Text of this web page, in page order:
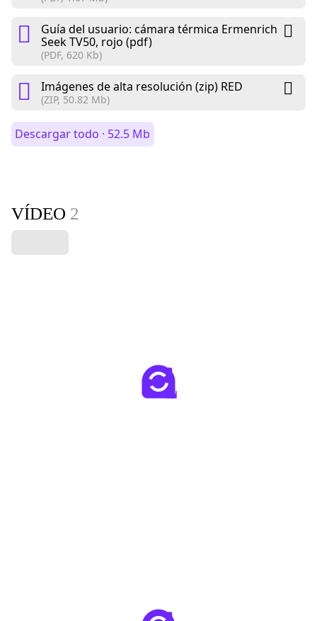
Guía del usuario: cámara térmica Ermenrich
Seek TV50, rojo (pdf)
(PDF, 620 Kb)
Imágenes de alta resolución (zip) RED
(ZIP, 50.82 Mb)
Descargar todo · 52.5 Mb
VÍDEO 2